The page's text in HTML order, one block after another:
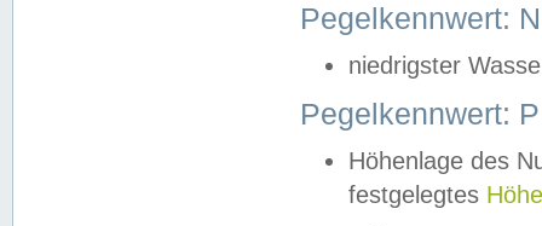
Pegelkennwert:
niedrigster
Pegelkennwert:
Höhenlage des
festgelegtes